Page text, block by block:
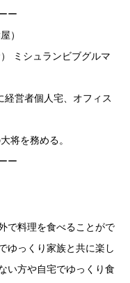
ー
）
ミシュランビブグルマ
営者個人宅、オフィス
将を務める。
ー
で料理を食べることがで
ゆっくり家族と共に楽し
い方や自宅でゆっくり食